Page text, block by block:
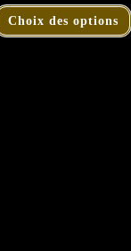
Choix des options